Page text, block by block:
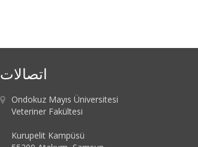
اتصالات
Ondokuz Mayıs Üniversitesi
Veteriner Fakültesi
Kurupelit Kampüsü